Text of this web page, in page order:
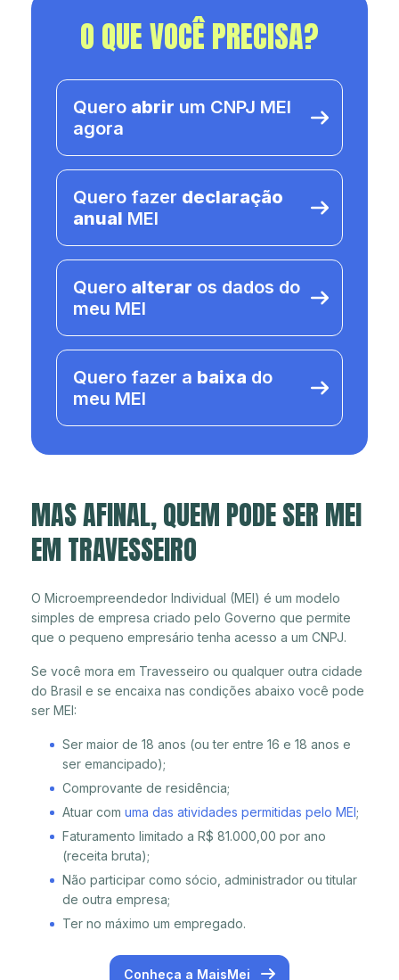
O QUE VOCÊ PRECISA?
Quero abrir um CNPJ MEI
agora
Quero fazer declaração
anual MEI
Quero alterar os dados do
meu MEI
Quero fazer a baixa do
meu MEI
MAS AFINAL, QUEM PODE SER MEI
EM TRAVESSEIRO
O Microempreendedor Individual (MEI) é um modelo
simples de empresa criado pelo Governo que permite
que o pequeno empresário tenha acesso a um CNPJ.
Se você mora em Travesseiro ou qualquer outra cidade
do Brasil e se encaixa nas condições abaixo você pode
ser MEI:
Ser maior de 18 anos (ou ter entre 16 e 18 anos e
ser emancipado);
Comprovante de residência;
Atuar com uma das atividades permitidas pelo MEI;
Faturamento limitado a R$ 81.000,00 por ano
(receita bruta);
Não participar como sócio, administrador ou titular
de outra empresa;
Ter no máximo um empregado.
Conheça a MaisMei